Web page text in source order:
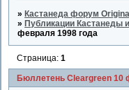
» Кастанеда форум Original
» Публикации Кастанеды
февраля 1998 года
Бюллетень Cleargreen 10
Страница:1